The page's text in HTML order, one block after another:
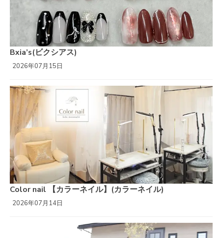
Bxia’s(ビクシアス)
2026年07月15日
Color nail 【カラーネイル】(カラーネイル)
2026年07月14日